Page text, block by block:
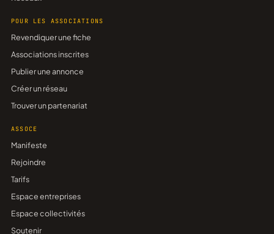
POUR LES ASSOCIATIONS
Revendiquer une fiche
Associations inscrites
Publier une annonce
Créer un réseau
Trouver un partenariat
ASSOCE
Manifeste
Rejoindre
Tarifs
Espace entreprises
Espace collectivités
Soutenir